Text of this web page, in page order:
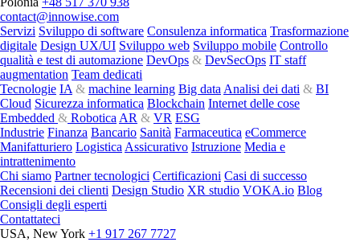
contact@innowise.com
Servizi Sviluppo di software Consulenza informatica Trasformazione
digitale Design UX/UI Sviluppo web Sviluppo mobile Controllo
qualità e test di automazione DevOps & DevSecOps IT staff
augmentation Team dedicati
Tecnologie IA & machine learning Big data Analisi dei dati & BI
Cloud Sicurezza informatica Blockchain Internet delle cose
Embedded & Robotica AR & VR ESG
Industrie Finanza Bancario Sanità Farmaceutica eCommerce
Manifatturiero Logistica Assicurativo Istruzione Media e
intrattenimento
Chi siamo Partner tecnologici Certificazioni Casi di successo
Recensioni dei clienti Design Studio XR studio VOKA.io Blog
Consigli degli esperti
Contattateci
USA, New York +1 917 267 7727